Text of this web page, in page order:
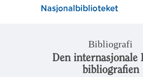
Bibliografi
Den internasjonale
bibliografien